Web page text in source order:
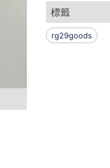
標籤
rg29goods